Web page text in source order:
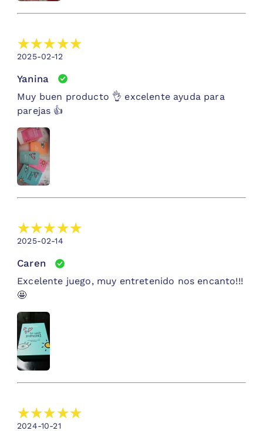
2025-02-12
Yanina
Muy buen producto 👌 excelente ayuda para
parejas 👍
2025-02-14
Caren
Excelente juego, muy entretenido nos encanto!!!
🤩
2024-10-21